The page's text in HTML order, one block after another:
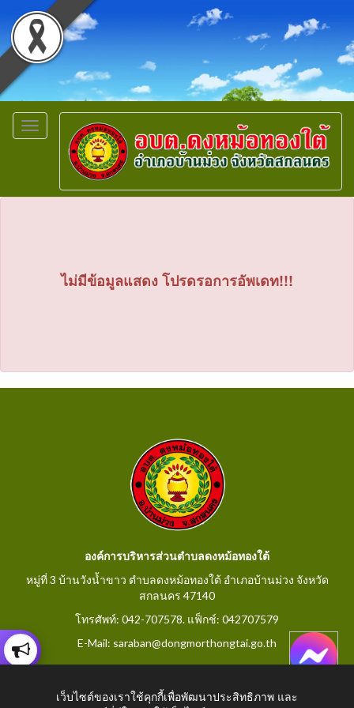
Toggle
navigation
ไม่มีข้อมูลแสดง โปรดรอการอัพเดท!!!
องค์การบริหารส่วนตำบลดงหม้อทองใต้
หมู่ที่ 3 บ้านวังน้ำขาว ตำบลดงหม้อทองใต้ อำเภอบ้านม่วง จังหวัด
สกลนคร 47140
โทรศัพท์: 042-707578. แฟ็กช์: 042707579
E-Mail: saraban@dongmorthongtai.go.th
เว็บไซต์ของเราใช้คุกกี้เพื่อพัฒนาประสิทธิภาพ และ